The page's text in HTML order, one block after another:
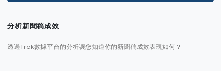
分析新聞稿成效
透過Trek數據平台的分析讓您知道你的新聞稿成效表現如何？